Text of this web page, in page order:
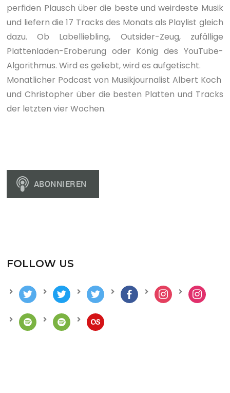
perfiden Plausch über die beste und weirdeste Musik
und liefern die 17 Tracks des Monats als Playlist gleich
dazu. Ob Labelliebling, Outsider-Zeug, zufällige
Plattenladen-Eroberung oder König des YouTube-
Algorithmus. Wird es geliebt, wird es aufgetischt.
Monatlicher Podcast von Musikjournalist Albert Koch
und Christopher über die besten Platten und Tracks
der letzten vier Wochen.
FOLLOW US